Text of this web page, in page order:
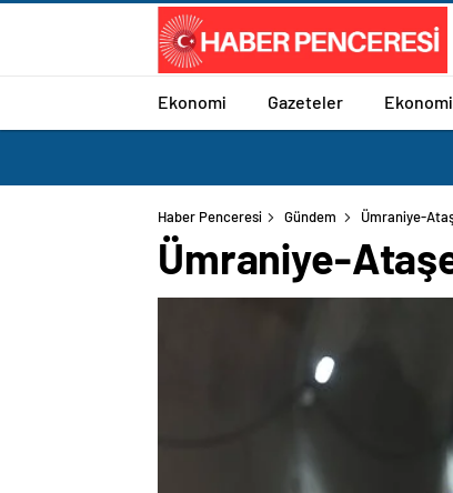
Ekonomi Gazeteler Ekonomi
Haber Penceresi Gündem Ümraniye-
Ümraniye-